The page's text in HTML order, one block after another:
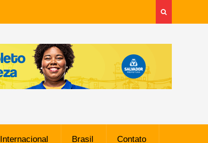
Internacional Brasil Contato